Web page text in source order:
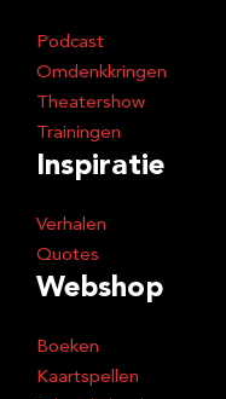
Podcast
Omdenkkringen
Theatershow
Trainingen
Inspiratie
Verhalen
Quotes
Webshop
Boeken
Kaartspellen